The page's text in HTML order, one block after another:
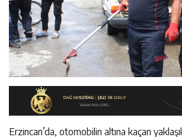
Erzincan’da, otomobilin altına kaçan